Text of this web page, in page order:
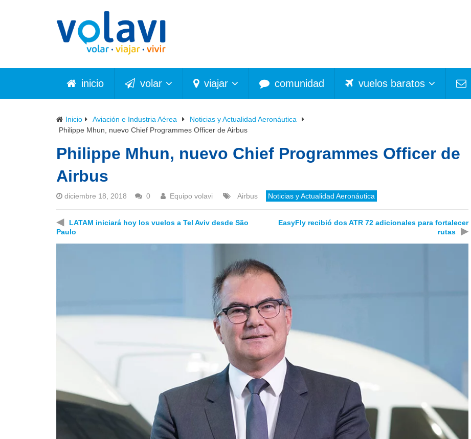
inicio volar viajar comunidad vuelos baratos
Inicio Aviación e Industria Aérea
Noticias y Actualidad Aeronáutica
Philippe Mhun, nuevo Chief Programmes Officer de Airbus
Philippe Mhun, nuevo Chief Programmes Officer de
Airbus
diciembre 18, 2018 0 Equipo volavi Airbus Noticias y Actualidad Aeronáutica
◀
LATAM iniciará hoy los vuelos a Tel Aviv desde São
Paulo
EasyFly recibió dos ATR 72 adicionales para fortalecer
rutas
▶